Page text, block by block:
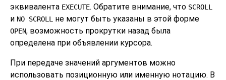
эквивалента EXECUTE. Обратите внимание, что SCROLL
и NO SCROLL не могут быть указаны в этой форме
OPEN, возможность прокрутки назад была
определена при объявлении курсора.
При передаче значений аргументов можно
использовать позиционную или именную нотацию. В